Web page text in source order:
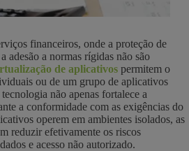
financeiros, onde a proteção de
adesão a normas rígidas não são
de aplicativos permitem o
ou de um grupo de aplicativos
não apenas fortalece a
a conformidade com as exigências do
operem em ambientes isolados, as
reduzir efetivamente os riscos
e acesso não autorizado.